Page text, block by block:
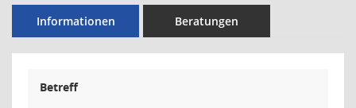
Informationen Beratungen
Betreff